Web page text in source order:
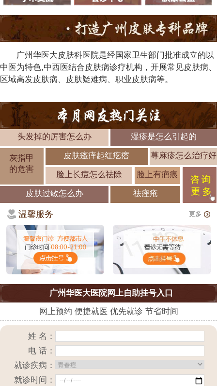
广州华医大皮肤科医院是经国家卫生部门批准成立的以
中医为特色,中西医结合皮肤病诊疗机构，开展常见皮肤病、
区域高发皮肤病、皮肤疑难病、职业皮肤病等。
头发掉的厉害怎么办 湿疹是怎么引起的
灰指甲
的危害
皮肤瘙痒起红疙瘩 荨麻疹怎么治疗好
脸上长痘怎么祛除 脸上有疤痕
皮肤过敏怎么办 祛痤疮
温馨服务 更多
广州华医大医院网上自助挂号入口
网上预约 便捷就医 优先就诊 节省时间
姓 名：
电 话：
就诊疾病：
就诊时间：